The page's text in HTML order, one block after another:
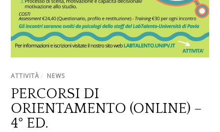
ATTIVITÀ / NEWS
PERCORSI DI
ORIENTAMENTO (ONLINE) –
4° ED.